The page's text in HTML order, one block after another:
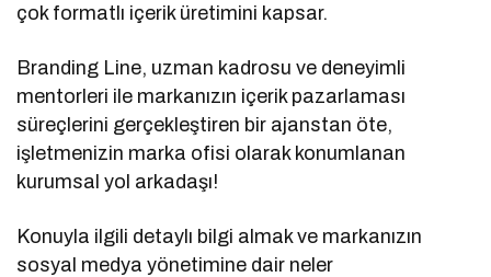
çok formatlı içerik üretimini kapsar.
Branding Line, uzman kadrosu ve deneyimli
mentorleri ile markanızın içerik pazarlaması
süreçlerini gerçekleştiren bir ajanstan öte,
işletmenizin marka ofisi olarak konumlanan
kurumsal yol arkadaşı!
Konuyla ilgili detaylı bilgi almak ve markanızın
sosyal medya yönetimine dair neler